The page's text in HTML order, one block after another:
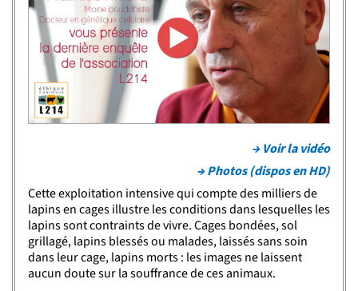
→ Voir la vidéo
→ Photos (dispos en HD)
Cette exploitation intensive qui compte des milliers de
lapins en cages illustre les conditions dans lesquelles les
lapins sont contraints de vivre. Cages bondées, sol
grillagé, lapins blessés ou malades, laissés sans soin
dans leur cage, lapins morts : les images ne laissent
aucun doute sur la souffrance de ces animaux.